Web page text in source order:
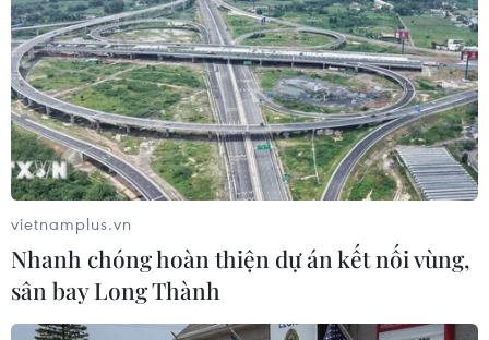
(TTXVN/Vietnam+)
vietnamplus.vn
Nhanh chóng hoàn thiện dự án kết nối vùng,
sân bay Long Thành